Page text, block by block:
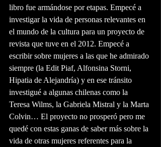
libro fue armándose por etapas. Empecé a
investigar la vida de personas relevantes en
el mundo de la cultura para un proyecto de
revista que tuve en el 2012. Empecé a
escribir sobre mujeres a las que he admirado
siempre (la Edit Piaf, Alfonsina Storni,
Hipatia de Alejandría) y en ese tránsito
investigué a algunas chilenas como la
Teresa Wilms, la Gabriela Mistral y la Marta
Colvin… El proyecto no prosperó pero me
quedé con estas ganas de saber más sobre la
vida de otras mujeres referentes para la